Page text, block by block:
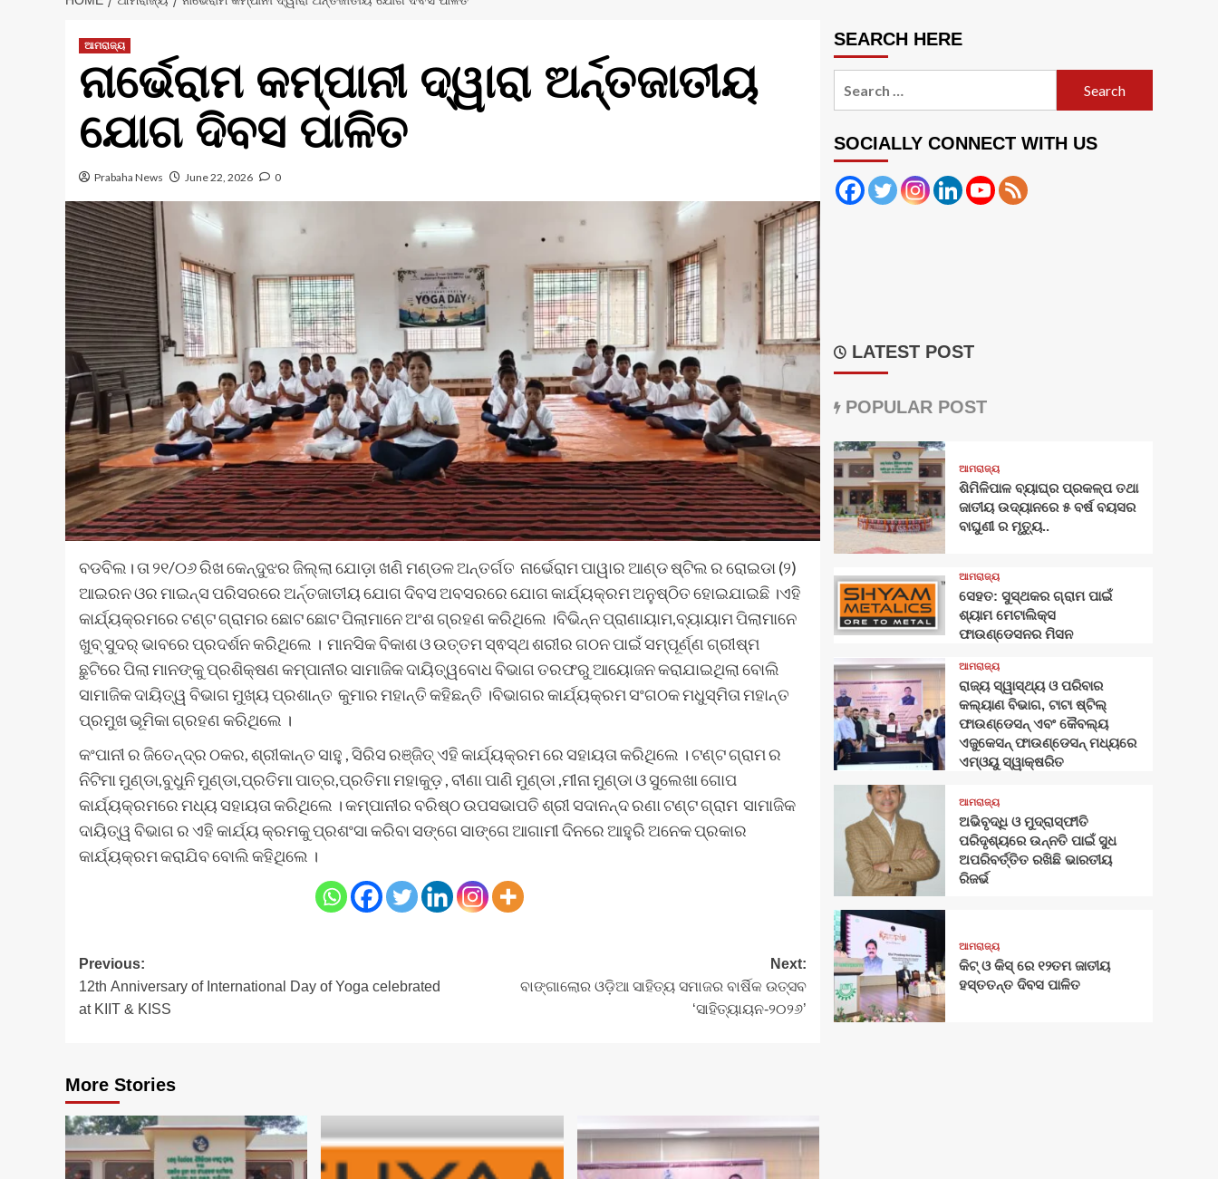
ଆମରାଜ୍ୟ
ନାର୍ଭେରାମ କମ୍ପାନୀ ଦ୍ୱାରା ଅର୍ନ୍ତଜାତୀୟ
ଯୋଗ ଦିବସ ପାଳିତ
Prabaha News June 22, 2026 0
ବଡବିଲ। ତା ୨୧/୦୬ ରିଖ କେନ୍ଦୁଝର ଜିଲ୍ଲା ଯୋଡ଼ା ଖଣି ମଣ୍ଡଳ ଅନ୍ତର୍ଗତ ନାର୍ଭେରାମ ପାୱାର ଆଣ୍ଡ ଷ୍ଟିଲ ର ରୋଇଡା (୨)
ଆଇରନ ଓର ମାଇନ୍ସ ପରିସରରେ ଅର୍ନ୍ତଜାତୀୟ ଯୋଗ ଦିବସ ଅବସରରେ ଯୋଗ କାର୍ଯ୍ୟକ୍ରମ ଅନୁଷ୍ଠିତ ହୋଇଯାଇଛି ।ଏହି
କାର୍ଯ୍ୟକ୍ରମରେ ଟଣ୍ଟ ଗ୍ରାମର ଛୋଟ ଛୋଟ ପିଲାମାନେ ଅଂଶ ଗ୍ରହଣ କରିଥିଲେ ।ବିଭିନ୍ନ ପ୍ରାଣାୟାମ,ବ୍ୟାୟାମ ପିଲାମାନେ
ଖୁବ୍ ସୁଦର୍ ଭାବରେ ପ୍ରଦର୍ଶନ କରିଥିଲେ । ମାନସିକ ବିକାଶ ଓ ଉତ୍ତମ ସ୍ଵସ୍ଥ ଶରୀର ଗଠନ ପାଇଁ ସମ୍ପୂର୍ଣ୍ଣ ଗ୍ରୀଷ୍ମ
ଛୁଟିରେ ପିଲା ମାନଙ୍କୁ ପ୍ରଶିକ୍ଷଣ କମ୍ପାନୀର ସାମାଜିକ ଦାୟିତ୍ୱବୋଧ ବିଭାଗ ତରଫରୁ ଆୟୋଜନ କରାଯାଇଥିଲା ବୋଲି
ସାମାଜିକ ଦାୟିତ୍ୱ ବିଭାଗ ମୁଖ୍ୟ ପ୍ରଶାନ୍ତ କୁମାର ମହାନ୍ତି କହିଛନ୍ତି ।ବିଭାଗର କାର୍ଯ୍ୟକ୍ରମ ସଂଗଠକ ମଧୁସ୍ମିତା ମହାନ୍ତ
ପ୍ରମୁଖ ଭୂମିକା ଗ୍ରହଣ କରିଥିଲେ ।
କଂପାନୀ ର ଜିତେନ୍ଦ୍ର ଠକର, ଶ୍ରୀକାନ୍ତ ସାହୁ , ସିରିସ ରଞ୍ଜିତ୍ ଏହି କାର୍ଯ୍ୟକ୍ରମ ରେ ସହାୟତା କରିଥିଲେ । ଟଣ୍ଟ ଗ୍ରାମ ର
ନିଟିମା ମୁଣ୍ଡା,ବୁଧୁନି ମୁଣ୍ଡା,ପ୍ରତିମା ପାତ୍ର,ପ୍ରତିମା ମହାକୁଡ଼ , ବୀଣା ପାଣି ମୁଣ୍ଡା ,ମୀନା ମୁଣ୍ଡା ଓ ସୁଲେଖା ଗୋପ
କାର୍ଯ୍ୟକ୍ରମରେ ମଧ୍ୟ ସହାୟତା କରିଥିଲେ । କମ୍ପାନୀର ବରିଷ୍ଠ ଉପସଭାପତି ଶ୍ରୀ ସଦାନନ୍ଦ ରଣା ଟଣ୍ଟ ଗ୍ରାମ ସାମାଜିକ
ଦାୟିତ୍ୱ ବିଭାଗ ର ଏହି କାର୍ଯ୍ୟ କ୍ରମକୁ ପ୍ରଶଂସା କରିବା ସଙ୍ଗେ ସାଙ୍ଗେ ଆଗାମୀ ଦିନରେ ଆହୁରି ଅନେକ ପ୍ରକାର
କାର୍ଯ୍ୟକ୍ରମ କରାଯିବ ବୋଲି କହିଥିଲେ ।
Post
navigation
Previous:
12th Anniversary of International Day of Yoga celebrated
at KIIT & KISS
Next:
ବାଙ୍ଗାଲୋର ଓଡ଼ିଆ ସାହିତ୍ୟ ସମାଜର ବାର୍ଷିକ ଉତ୍ସବ
‘ସାହିତ୍ୟାୟନ-୨୦୨୬’
More Stories
SEARCH HERE
SOCIALLY CONNECT WITH US
LATEST POST
POPULAR POST
ଆମରାଜ୍ୟ
ଶିମିଳିପାଳ ବ୍ୟାଘ୍ର ପ୍ରକଳ୍ପ ତଥା
ଜାତୀୟ ଉଦ୍ୟାନରେ ୫ ବର୍ଷ ବୟସର
ବାଘୁଣୀ ର ମୃତ୍ୟୁ..
ଆମରାଜ୍ୟ
ସେହତ: ସୁସ୍ଥକର ଗ୍ରାମ ପାଇଁ
ଶ୍ୟାମ ମେଟାଲିକ୍ସ
ଫାଉଣ୍ଡେସନର ମିସନ
ଆମରାଜ୍ୟ
ରାଜ୍ୟ ସ୍ୱାସ୍ଥ୍ୟ ଓ ପରିବାର
କଲ୍ୟାଣ ବିଭାଗ, ଟାଟା ଷ୍ଟିଲ୍
ଫାଉଣ୍ଡେସନ୍ ଏବଂ କୈବଲ୍ୟ
ଏଜୁକେସନ୍ ଫାଉଣ୍ଡେସନ୍ ମଧ୍ୟରେ
ଏମ୍‌ଓୟୁ ସ୍ୱାକ୍ଷରିତ
ଆମରାଜ୍ୟ
ଅଭିବୃଦ୍ଧି ଓ ମୁଦ୍ରାସ୍ଫୀତି
ପରିଦୃଶ୍ୟରେ ଉନ୍ନତି ପାଇଁ ସୁଧ
ଅପରିବର୍ତ୍ତିତ ରଖିଛି ଭାରତୀୟ
ରିଜର୍ଭ
ଆମରାଜ୍ୟ
କିଟ୍‍ ଓ କିସ୍‍ ରେ ୧୨ତମ ଜାତୀୟ
ହସ୍ତତନ୍ତ ଦିବସ ପାଳିତ